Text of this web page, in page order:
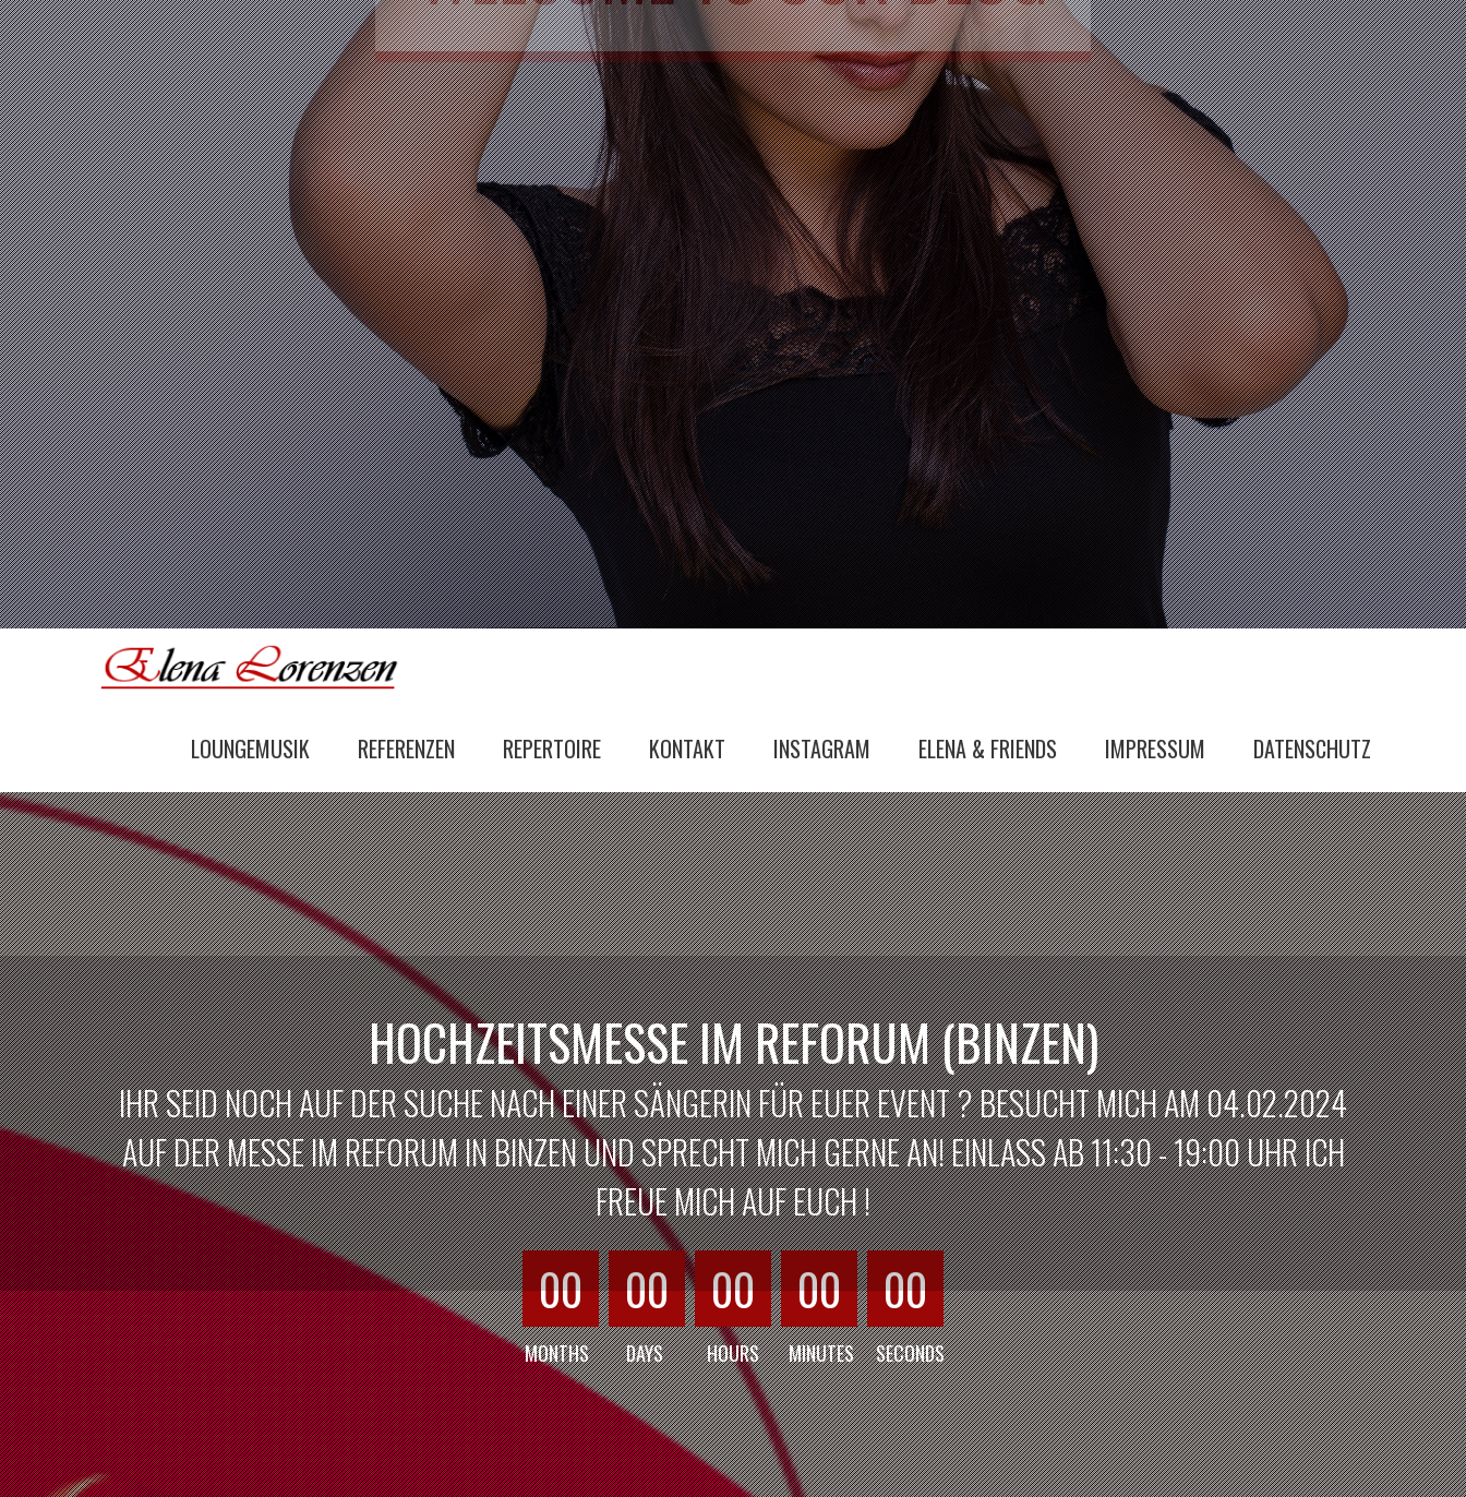
LOUNGEMUSIK REFERENZEN REPERTOIRE KONTAKT INSTAGRAM ELENA & FRIENDS IMPRESSUM DATENSCHUTZ
HOCHZEITSMESSE IM REFORUM (BINZEN)
IHR SEID NOCH AUF DER SUCHE NACH EINER SÄNGERIN FÜR EUER EVENT ? BESUCHT MICH AM 04.02.2024
AUF DER MESSE IM REFORUM IN BINZEN UND SPRECHT MICH GERNE AN! EINLASS AB 11:30 - 19:00 UHR ICH
FREUE MICH AUF EUCH !
00 00 00 00 00
MONTHS DAYS HOURS MINUTES SECONDS